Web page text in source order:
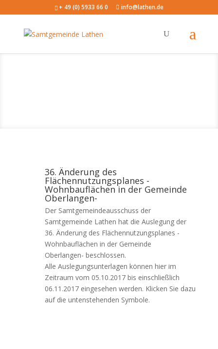
+ 49 (0) 5933 66 0 info@lathen.de
36. Änderung des
Flächennutzungsplanes -
Wohnbauflächen in der Gemeinde
Oberlangen-
Der Samtgemeindeausschuss der
Samtgemeinde Lathen hat die Auslegung der
36. Änderung des Flächennutzungsplanes -
Wohnbauflächen in der Gemeinde
Oberlangen- beschlossen.
Alle Auslegungsunterlagen können hier im
Zeitraum vom 05.10.2017 bis einschließlich
06.11.2017 eingesehen werden. Klicken Sie dazu
auf die untenstehenden Symbole.